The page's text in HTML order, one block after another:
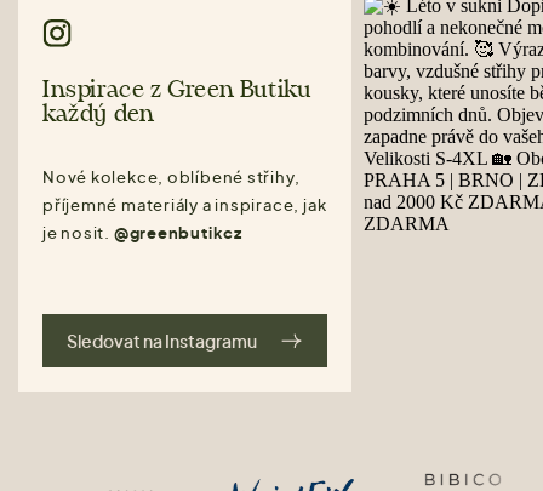
Inspirace z Green Butiku
každý den
Nové kolekce, oblíbené střihy,
příjemné materiály a inspirace, jak
je nosit. @greenbutikcz
Sledovat na Instagramu